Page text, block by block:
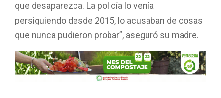
que desaparezca. La policía lo venía
persiguiendo desde 2015, lo acusaban de cosas
que nunca pudieron probar”, aseguró su madre.